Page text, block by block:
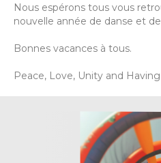
Nous espérons tous vous
nouvelle année de danse et
Bonnes vacances à tous.
Peace, Love, Unity and